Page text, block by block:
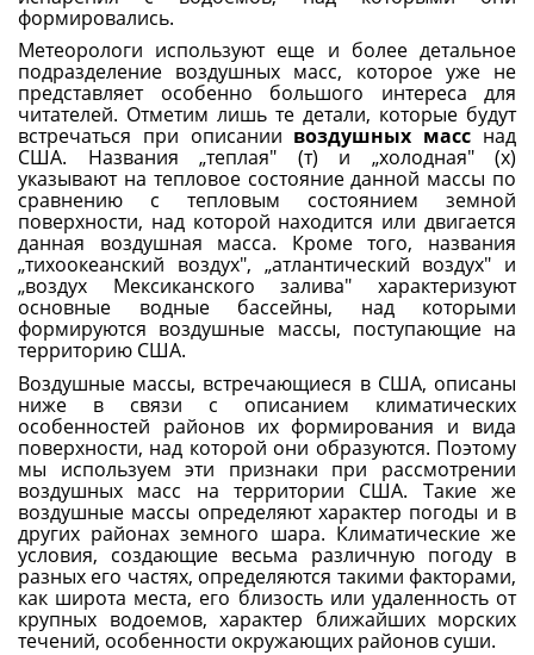
формировались.
Метеорологи используют еще и более детальное
подразделение воздушных масс, которое уже не
представляет особенно большого интереса для
читателей. Отметим лишь те детали, которые будут
встречаться при описании воздушных масс над
США. Названия „теплая" (т) и „холодная" (х)
указывают на тепловое состояние данной массы по
сравнению с тепловым состоянием земной
поверхности, над которой находится или двигается
данная воздушная масса. Кроме того, названия
„тихоокеанский воздух", „атлантический воздух" и
„воздух Мексиканского залива" характеризуют
основные водные бассейны, над которыми
формируются воздушные массы, поступающие на
территорию США.
Воздушные массы, встречающиеся в США, описаны
ниже в связи с описанием климатических
особенностей районов их формирования и вида
поверхности, над которой они образуются. Поэтому
мы используем эти признаки при рассмотрении
воздушных масс на территории США. Такие же
воздушные массы определяют характер погоды и в
других районах земного шара. Климатические же
условия, создающие весьма различную погоду в
разных его частях, определяются такими факторами,
как широта места, его близость или удаленность от
крупных водоемов, характер ближайших морских
течений, особенности окружающих районов суши.